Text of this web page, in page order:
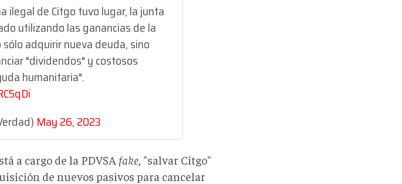
ilegal de Citgo tuvo lugar, la junta
utilizando las ganancias de la
adquirir nueva deuda, sino
"dividendos" y costosos
humanitaria".
May 26, 2023
a cargo de la PDVSA fake, "salvar Citgo"
de nuevos pasivos para cancelar